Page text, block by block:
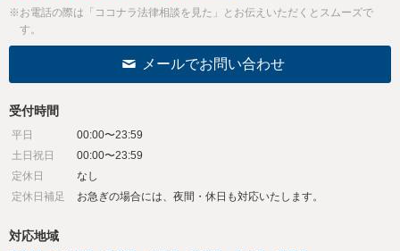
※お電話の際は「ココナラ法律相談を見た」とお伝えいただくとスムーズで
す。
メールでお問い合わせ
受付時間
平日
00:00〜23:59
土日祝日
00:00〜23:59
定休日
なし
定休日補足
お急ぎの場合には、夜間・休日も対応いたします。
対応地域